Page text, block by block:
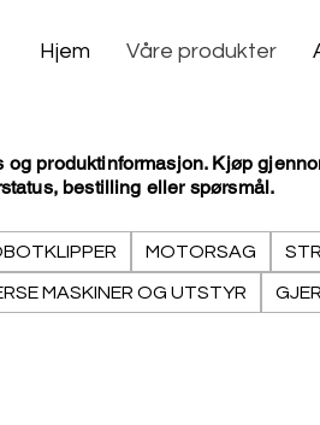
Hjem Våre produkter
produktinformasjon. Kjøp
bestilling eller spørsmål.
MOTORSAG
MASKINER OG UTSTYR